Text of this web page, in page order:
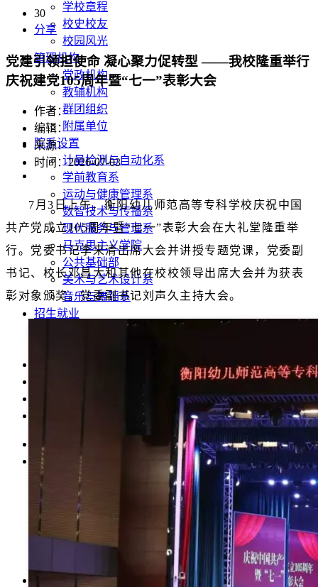
学校章程
校史校友
校园风光
管理机构
党政机构
教辅机构
群团组织
附属单位
院系设置
计量检测与自动化系
学前教育系
运动与健康管理系
数智技术与传播系
现代服务与管理系
马克思主义学院
公共基础部
美术与艺术设计系
音乐与舞蹈系
招生就业
首 页
学校介绍
学校简介
现任领导
历史沿革
学校章程
校史校友
管理机构
30
分享
党建引领担使命 凝心聚力促转型 ——我校隆重举行
庆祝建党105周年暨“七一”表彰大会
作者：
编辑：
来源：
时间：2026-07-03
7月3日上午，衡阳幼儿师范高等专科学校庆祝中国
共产党成立105周年暨“七一”表彰大会在大礼堂隆重举
行。党委书记李来清出席大会并讲授专题党课，党委副
书记、校长邓昌大和其他在校校领导出席大会并为获表
彰对象颁奖。党委副书记刘声久主持大会。